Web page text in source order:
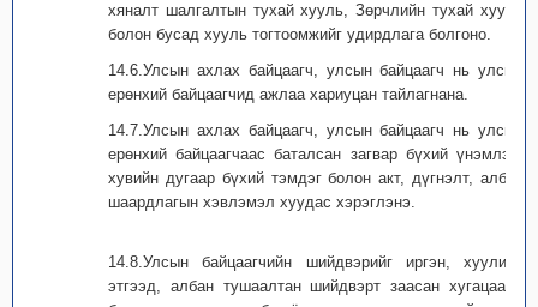
хяналт шалгалтын тухай хууль, Зөрчлийн тухай хууль
болон бусад хууль тогтоомжийг удирдлага болгоно.
14.6.Улсын ахлах байцаагч, улсын байцаагч нь улсын
ерөнхий байцаагчид ажлаа хариуцан тайлагнана.
14.7.Улсын ахлах байцаагч, улсын байцаагч нь улсын
ерөнхий байцаагчаас баталсан загвар бүхий үнэмлэх,
хувийн дугаар бүхий тэмдэг болон акт, дүгнэлт, албан
шаардлагын хэвлэмэл хуудас хэрэглэнэ.
14.8.Улсын байцаагчийн шийдвэрийг иргэн, хуулийн
этгээд, албан тушаалтан шийдвэрт заасан хугацаанд